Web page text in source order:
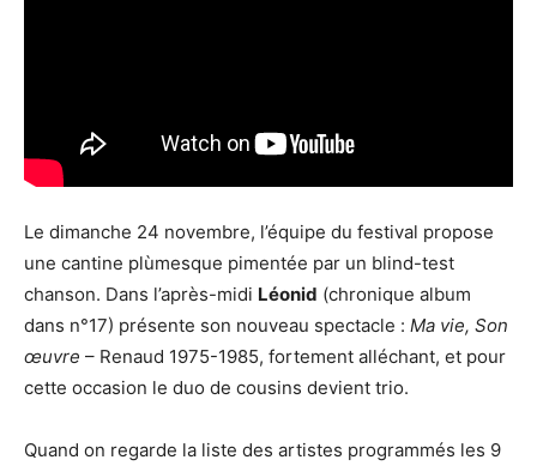
Le dimanche 24 novembre, l’équipe du festival propose
une cantine plùmesque pimentée par un blind-test
chanson. Dans l’après-midi Léonid (chronique album
dans n°17) présente son nouveau spectacle : Ma vie, Son
œuvre – Renaud 1975-1985, fortement alléchant, et pour
cette occasion le duo de cousins devient trio.
Quand on regarde la liste des artistes programmés les 9